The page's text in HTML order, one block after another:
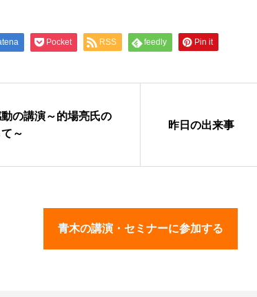
Pocket RSS feedly Pin it
の講演～的場亮氏の
～
昨日の出来事
青木の講演・セミナーに参加する